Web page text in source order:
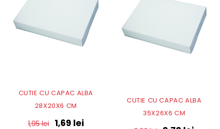
CUTIE CU CAPAC ALBA
28X20X6 CM
1,95lei 1,69lei
CUTIE CU CAPAC ALBA
35X26X6 CM